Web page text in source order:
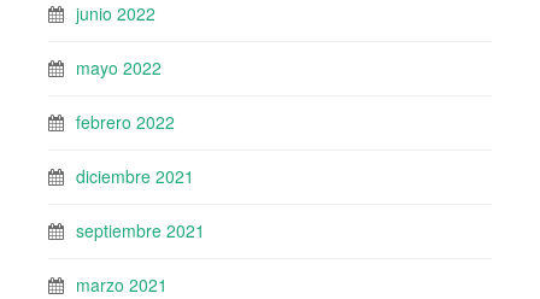
junio 2022
mayo 2022
febrero 2022
diciembre 2021
septiembre 2021
marzo 2021